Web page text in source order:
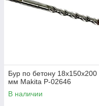
Бур по бетону 18x150x200
мм Makita P-02646
В наличии